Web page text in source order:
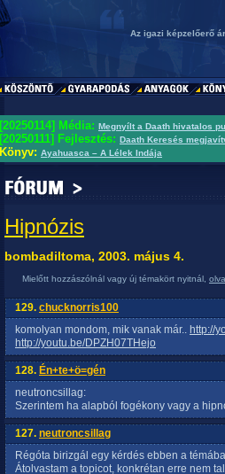
Az igazi képzelőerő
[20250114] Média: Megnyílt a Daath hivatalos
[20250111] Fejlesztés: Daath Keresés
Könyv: Ayahuasca – A Lélek Indája
Hipnózis
bombadiltoma, 2003. május 4.
Mielőtt hozzászólnál vagy új témakört nyitnál,
129. chucknorris100
komolyan mondom, mik vanak már.. http://
http://youtu.be/DPZH07THejo
128. Én+te+ö=gén
neutroncsillag:
Szerintem ha alapból fogékony vagy a
127. neutroncsillag
Régóta birizgál egy kérdés ebben a
Átolvastam a topicot, konkrétan erre nem